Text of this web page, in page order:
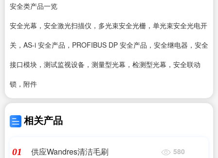
安全类产品一览
安全光幕，安全激光扫描仪，多光束安全光栅，单光束安全光电开
关，AS-i 安全产品，PROFIBUS DP 安全产品，安全继电器，安全
接口模块，测试监视设备，测量型光幕，检测型光幕，安全联动
锁，附件
相关产品
01 供应Wandres清洁毛刷 580